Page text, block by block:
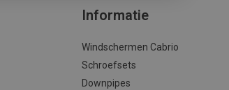
Informatie
Windschermen Cabrio
Schroefsets
Downpipes